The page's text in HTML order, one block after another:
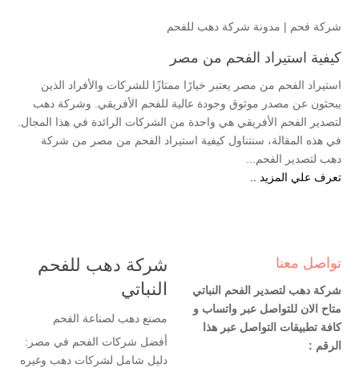
شركة فحم | مدونة شركة دهب للفحم
كيفية استيراد الفحم من مصر
استيراد الفحم من مصر يعتبر خيارًا ممتازًا للشركات والأفراد الذين
يبحثون عن مصدر موثوق وجودة عالية للفحم الأفريقي. وشركة دهب
لتصدير الفحم الأفريقي هي واحدة من الشركات الرائدة في هذا المجال.
في هذه المقالة، سنتناول كيفية استيراد الفحم من مصر من شركة
دهب لتصدير الفحم...
تعرف علي المزيد ..
تواصل معنا
شركة دهب لتصدير الفحم النباتي
متاح الان للتواصل عبر واتساب و
كافة تطبيقات التواصل عبر هذا
الرقم :
شركة دهب للفحم
النباتي
مصنع دهب لصناعة الفحم
أفضل شركات الفحم في مصر:
دليل شامل لشركات دهب وغيره